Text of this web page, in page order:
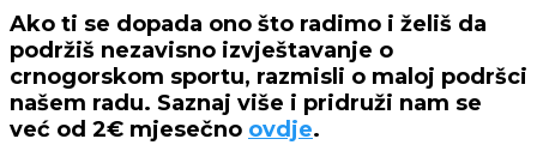
Ako ti se dopada ono što radimo i želiš da
podržiš nezavisno izvještavanje o
crnogorskom sportu, razmisli o maloj podršci
našem radu. Saznaj više i pridruži nam se
već od 2€ mjesečno ovdje.